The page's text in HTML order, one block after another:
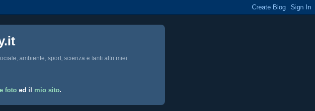
ambiente, sport, scienza e tanti altri miei
foto ed il mio sito.